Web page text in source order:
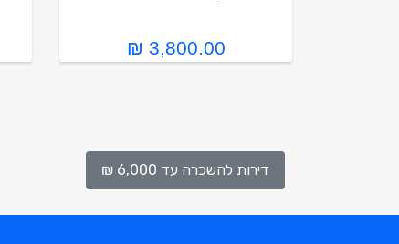
3,800.00 ₪
דירות להשכרה עד 6,000 ₪